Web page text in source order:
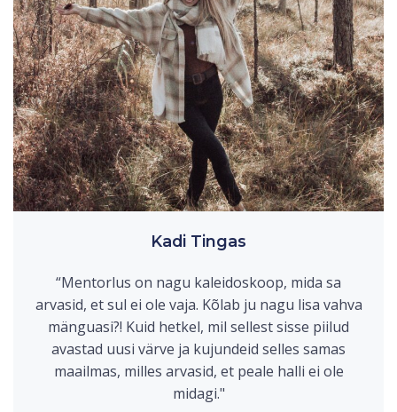
Kadi Tingas
“Mentorlus on nagu kaleidoskoop, mida sa
arvasid, et sul ei ole vaja. Kõlab ju nagu lisa vahva
mänguasi?! Kuid hetkel, mil sellest sisse piilud
avastad uusi värve ja kujundeid selles samas
maailmas, milles arvasid, et peale halli ei ole
midagi."